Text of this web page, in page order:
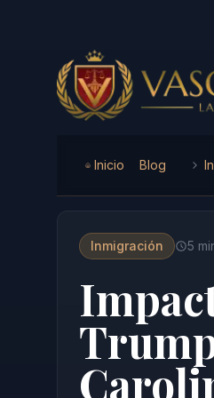
Vasquez Law Firm -
Inicio Blog
Inmigración 5